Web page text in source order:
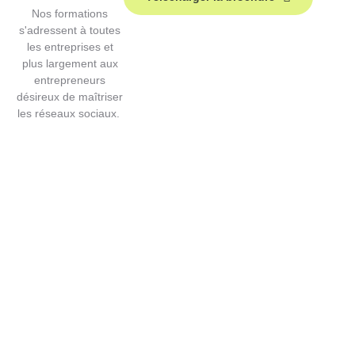
Nos formations
s'adressent à toutes
les entreprises et
plus largement aux
entrepreneurs
désireux de maîtriser
les réseaux sociaux.